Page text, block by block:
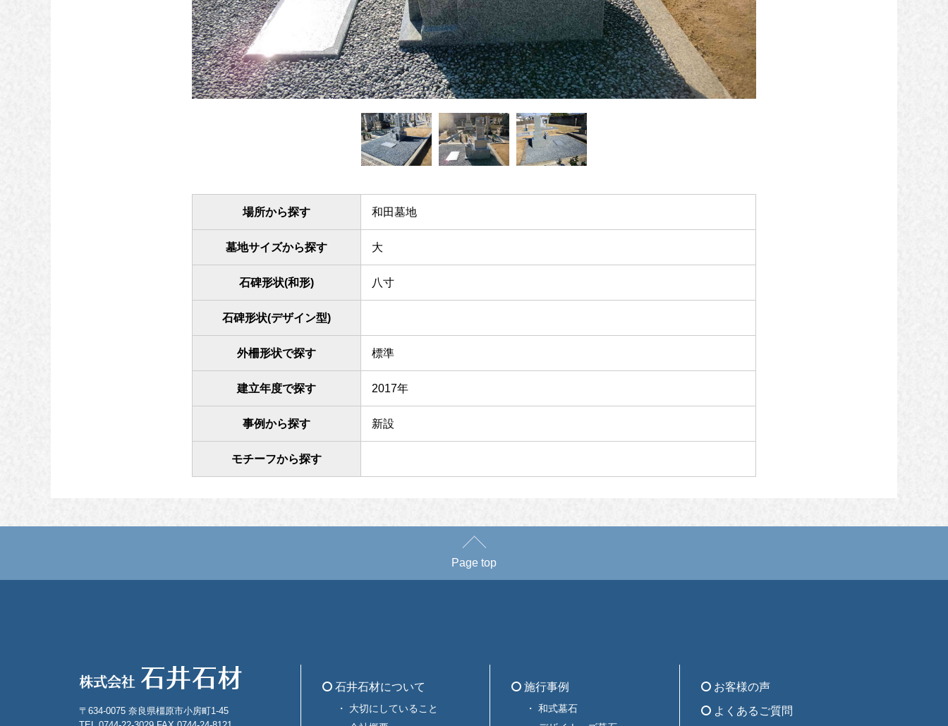
場所から探す 和田墓地
墓地サイズから探す 大
石碑形状(和形) 八寸
石碑形状(デザイン型)
外柵形状で探す 標準
建立年度で探す 2017年
事例から探す 新設
モチーフから探す
Page top
〒634-0075 奈良県橿原市小房町1-45
石井石材について
大切にしていること
施行事例
和式墓石
お客様の声
よくあるご質問